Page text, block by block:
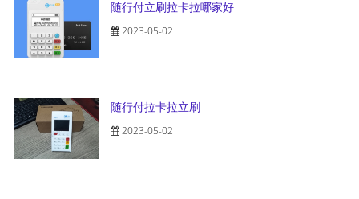
随行付立刷拉卡拉哪家好
2023-05-02
随行付拉卡拉立刷
2023-05-02